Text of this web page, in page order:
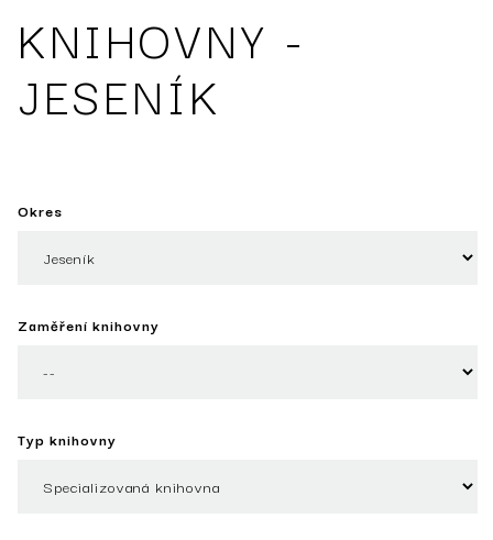
KNIHOVNY -
JESENÍK
Okres
Zaměření knihovny
Typ knihovny